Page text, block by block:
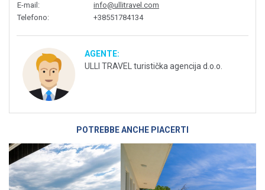
E-mail :
info@ullitravel.com
Telefono: +38551784134
AGENTE:
ULLI TRAVEL turistička agencija d.o.o.
POTREBBE ANCHE PIACERTI